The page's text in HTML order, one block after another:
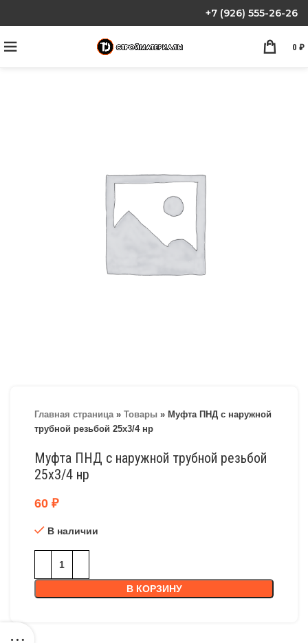
+7 (926) 555-26-26
0 ₽
Главная страница» Товары » Муфта ПНД с наружной
трубной резьбой 25х3/4 нр
Муфта ПНД с наружной трубной резьбой
25х3/4 нр
60 ₽
В наличии
В КОРЗИНУ